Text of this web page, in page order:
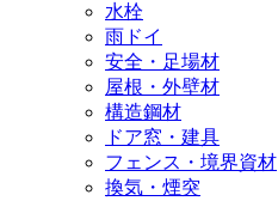
水栓
雨ドイ
安全・足場材
屋根・外壁材
構造鋼材
ドア窓・建具
フェンス・境界資材
換気・煙突